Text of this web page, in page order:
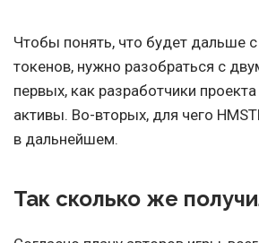
Чтобы понять, что будет дальше с
токенов, нужно разобраться с
первых, как разработчики
активы. Во-вторых, для чего
в дальнейшем.
Так сколько же